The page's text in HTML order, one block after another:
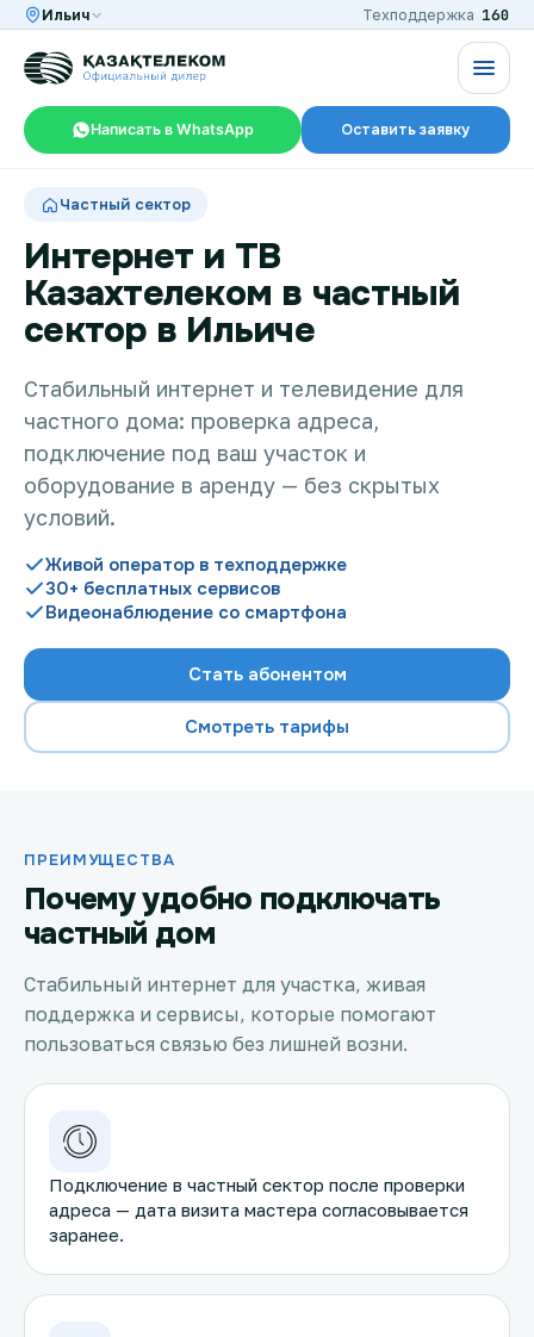
Ильич Техподдержка 160
Написать в WhatsApp Оставить заявку
Интернет и ТВ в квартире
Интернет и ТВ в частном доме
Интернет в офис
TV+
Проверить возможность подключения
Проверить возможность подключения по названию
ЖК
Подключиться к КазахТелеком
Частный сектор
Интернет и ТВ
Казахтелеком в частный
сектор в Ильиче
Стабильный интернет и телевидение для
частного дома: проверка адреса,
подключение под ваш участок и
оборудование в аренду — без скрытых
условий.
Живой оператор в техподдержке
30+ бесплатных сервисов
Видеонаблюдение со смартфона
Стать абонентом
Смотреть тарифы
ПРЕИМУЩЕСТВА
Почему удобно подключать
частный дом
Стабильный интернет для участка, живая
поддержка и сервисы, которые помогают
пользоваться связью без лишней возни.
Подключение в частный сектор после проверки
адреса — дата визита мастера согласовывается
заранее.